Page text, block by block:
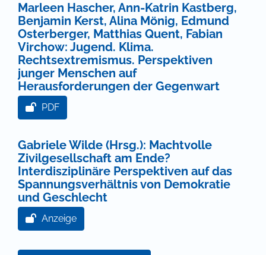
Marleen Hascher, Ann-Katrin Kastberg,
Benjamin Kerst, Alina Mönig, Edmund
Osterberger, Matthias Quent, Fabian
Virchow: Jugend. Klima.
Rechtsextremismus. Perspektiven
junger Menschen auf
Herausforderungen der Gegenwart
PDF
Gabriele Wilde (Hrsg.): Machtvolle
Zivilgesellschaft am Ende?
Interdisziplinäre Perspektiven auf das
Spannungsverhältnis von Demokratie
und Geschlecht
Anzeige